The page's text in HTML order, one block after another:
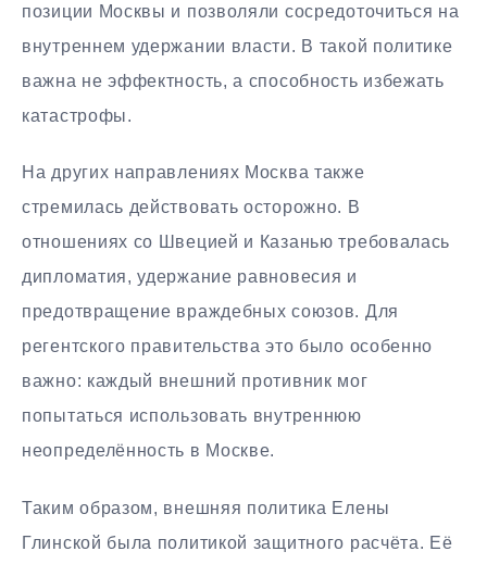
позиции Москвы и позволяли сосредоточиться на
внутреннем удержании власти. В такой политике
важна не эффектность, а способность избежать
катастрофы.
На других направлениях Москва также
стремилась действовать осторожно. В
отношениях со Швецией и Казанью требовалась
дипломатия, удержание равновесия и
предотвращение враждебных союзов. Для
регентского правительства это было особенно
важно: каждый внешний противник мог
попытаться использовать внутреннюю
неопределённость в Москве.
Таким образом, внешняя политика Елены
Глинской была политикой защитного расчёта. Её